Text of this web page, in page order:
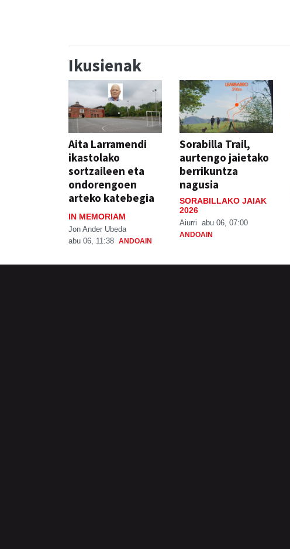
Ikusienak
Aita Larramendi
ikastolako
sortzaileen eta
ondorengoen
arteko katebegia
IN MEMORIAM
Jon Ander Ubeda
abu 06, 11:38 ANDOAIN
Sorabilla Trail,
aurtengo jaietako
berrikuntza
nagusia
SORABILLAKO JAIAK
2026
Aiurri abu 06, 07:00
ANDOAIN